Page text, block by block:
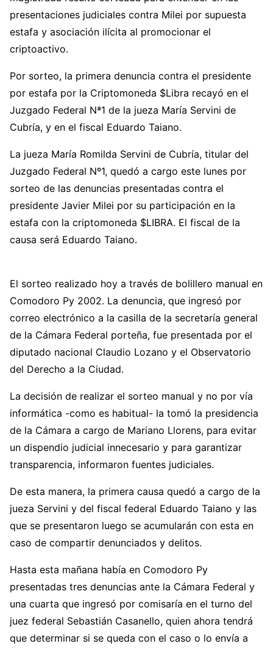
presentaciones judiciales contra Milei por supuesta
estafa y asociación ilícita al promocionar el
criptoactivo.
Por sorteo, la primera denuncia contra el presidente
por estafa por la Criptomoneda $Libra recayó en el
Juzgado Federal Nª1 de la jueza María Servini de
Cubría, y en el fiscal Eduardo Taiano.
La jueza María Romilda Servini de Cubría, titular del
Juzgado Federal Nº1, quedó a cargo este lunes por
sorteo de las denuncias presentadas contra el
presidente Javier Milei por su participación en la
estafa con la criptomoneda $LIBRA. El fiscal de la
causa será Eduardo Taiano.
El sorteo realizado hoy a través de bolillero manual en
Comodoro Py 2002. La denuncia, que ingresó por
correo electrónico a la casilla de la secretaría general
de la Cámara Federal porteña, fue presentada por el
diputado nacional Claudio Lozano y el Observatorio
del Derecho a la Ciudad.
La decisión de realizar el sorteo manual y no por vía
informática -como es habitual- la tomó la presidencia
de la Cámara a cargo de Mariano Llorens, para evitar
un dispendio judicial innecesario y para garantizar
transparencia, informaron fuentes judiciales.
De esta manera, la primera causa quedó a cargo de la
jueza Servini y del fiscal federal Eduardo Taiano y las
que se presentaron luego se acumularán con esta en
caso de compartir denunciados y delitos.
Hasta esta mañana había en Comodoro Py
presentadas tres denuncias ante la Cámara Federal y
una cuarta que ingresó por comisaría en el turno del
juez federal Sebastián Casanello, quien ahora tendrá
que determinar si se queda con el caso o lo envía a